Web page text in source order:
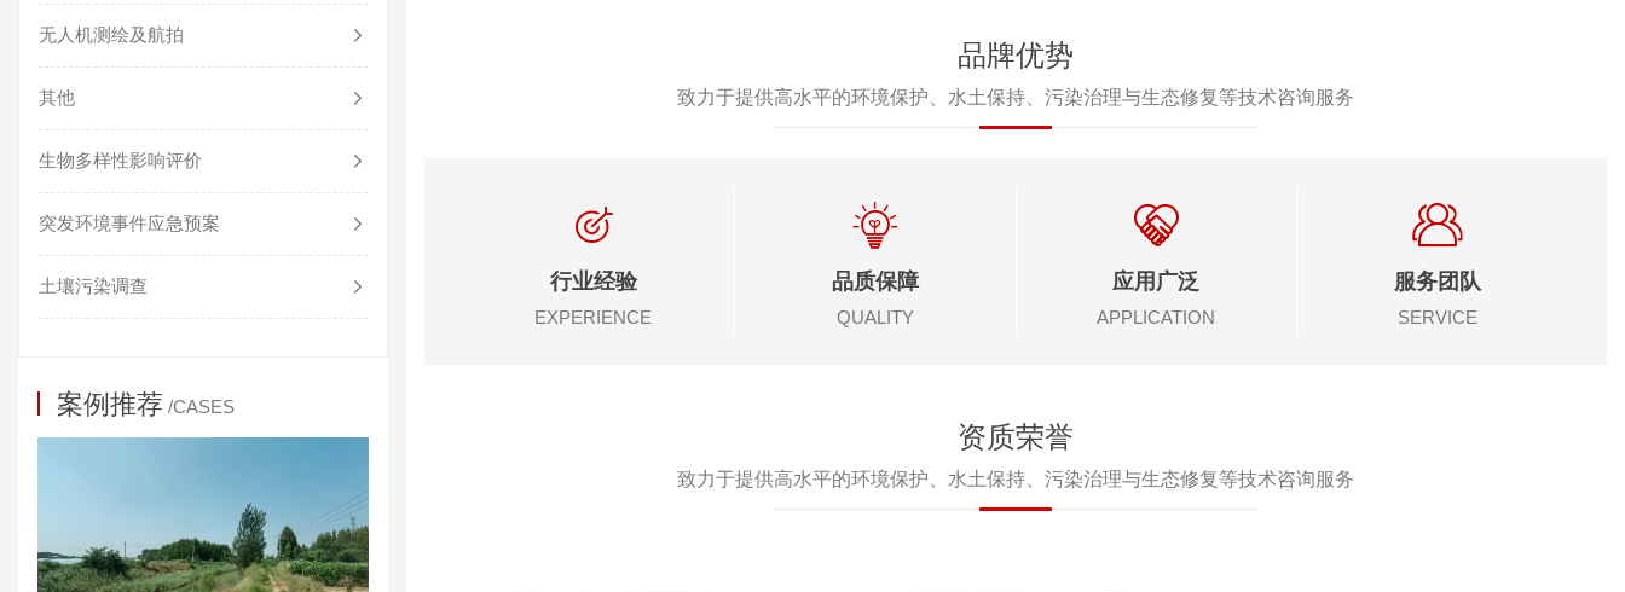
无人机测绘及航拍
其他
生物多样性影响评价
突发环境事件应急预案
土壤污染调查
案例推荐 /CASES
品牌优势
致力于提供高水平的环境保护、水土保持、污染治理与生态修复等技术咨询服务
行业经验
EXPERIENCE
品质保障
QUALITY
应用广泛
APPLICATION
服务团队
SERVICE
资质荣誉
致力于提供高水平的环境保护、水土保持、污染治理与生态修复等技术咨询服务